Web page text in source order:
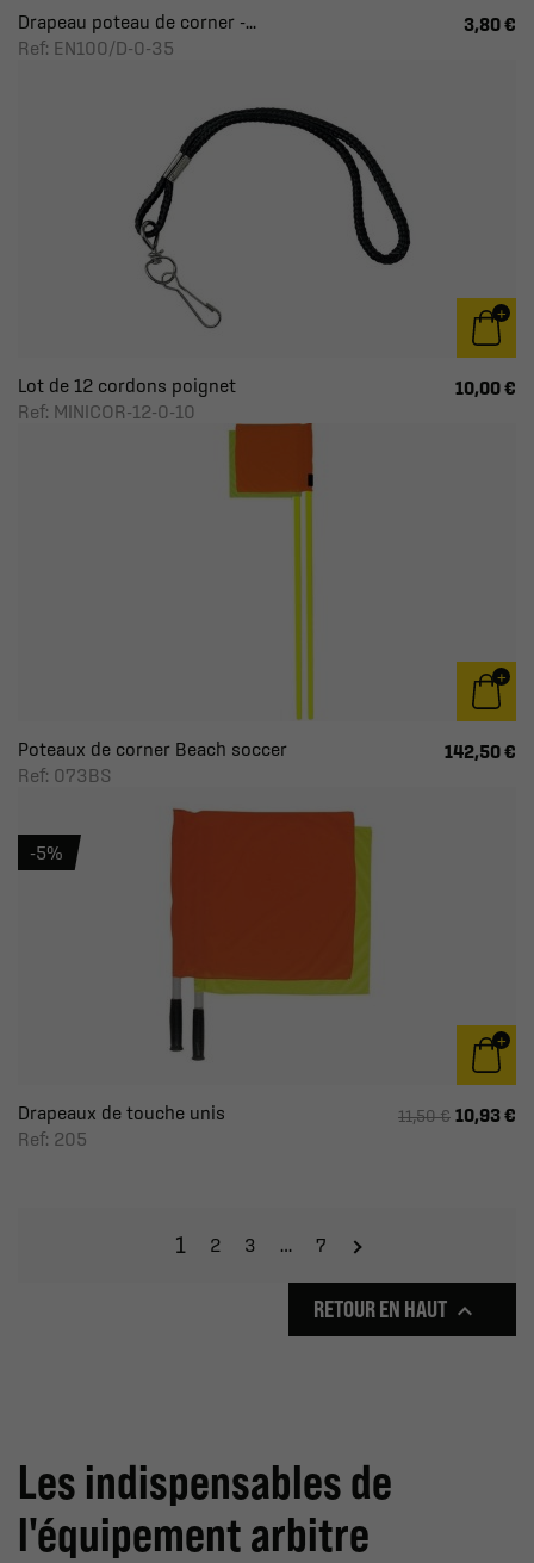
Drapeau poteau de corner -...
Ref: EN100/D-0-35
3,80 €
Lot de 12 cordons poignet
Ref: MINICOR-12-0-10
10,00 €
Poteaux de corner Beach soccer
Ref: 073BS
142,50 €
Drapeaux de touche unis
Ref: 205
11,50 € 10,93 €
-5%
1 2 3 … 7
RETOUR EN HAUT 
Les indispensables de
l'équipement arbitre